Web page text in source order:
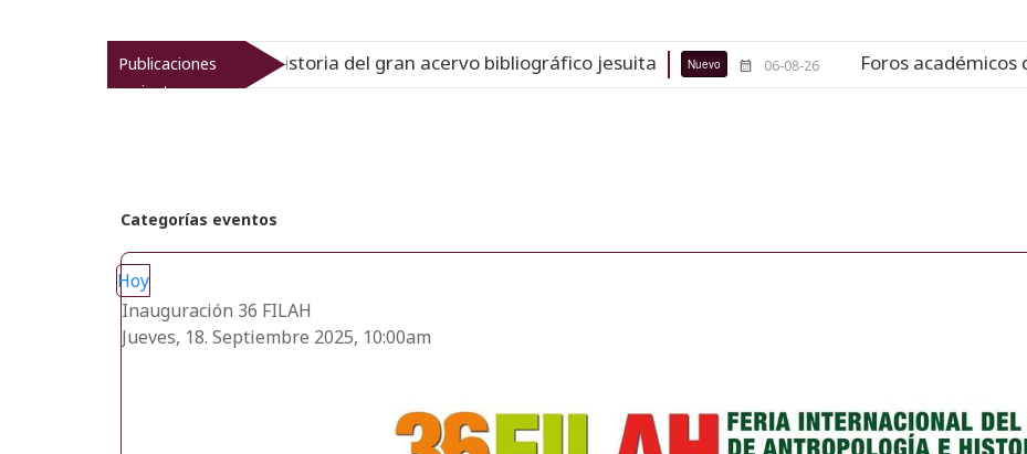
Publicaciones
recientes
muestra la historia del gran acervo bibliográfico jesuita Nuevo 06-08-26 Foros académicos de la 37
Categorías eventos
Hoy
Inauguración 36 FILAH
Jueves, 18. Septiembre 2025, 10:00am